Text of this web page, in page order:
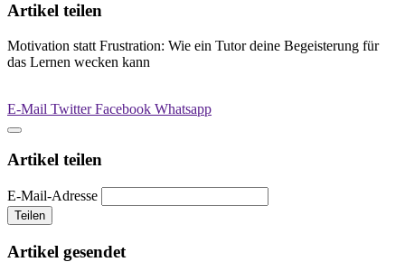
Artikel teilen
Motivation statt Frustration: Wie ein Tutor deine Begeisterung für
das Lernen wecken kann
E-Mail TwitterFacebook Whatsapp
Artikel teilen
E-Mail-Adresse
Teilen
Artikel gesendet